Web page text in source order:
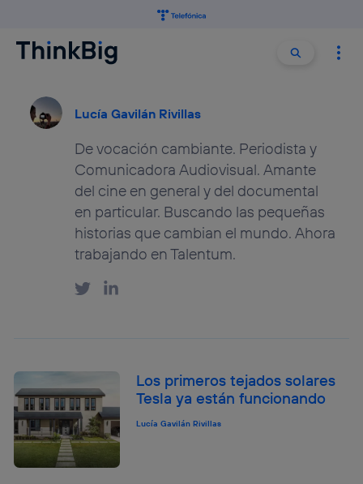
Buscar
Lucía Gavilán Rivillas
De vocación cambiante. Periodista y
Comunicadora Audiovisual. Amante
del cine en general y del documental
en particular. Buscando las pequeñas
historias que cambian el mundo. Ahora
trabajando en Talentum.
Los primeros tejados solares
Tesla ya están funcionando
Lucía Gavilán Rivillas